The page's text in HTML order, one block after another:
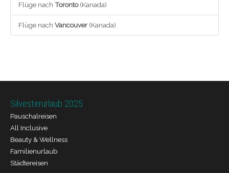
Flüge nach Toronto(Kanada)
Flüge nach Vancouver (Kanada)
Silvesterurlaub 2025
Pauschalreisen
All Inclusive
Beauty & Wellness
Familienurlaub
Städtereisen